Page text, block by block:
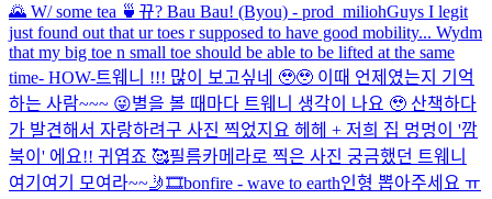
🌄 W/ some tea 🍵 뀨? Bau Bau! (Byou) - prod_miliohGuys I legit
just found out that ur toes r supposed to have good mobility... Wydm
that my big toe n small toe should be able to be lifted at the same
time- HOW-트웨니 !!! 많이 보고싶네 🥹🥹 이때 언제였는지 기억
하는 사람~~~ 😜별을 볼 때마다 트웨니 생각이 나요 🥹 산책하다
가 발견해서 자랑하려구 사진 찍었지요 헤헤 + 저희 집 멍멍이 '깜
북이' 에요!! 귀엽죠 🥰필름카메라로 찍은 사진 궁금했던 트웨니
여기여기 모여라~~🤳🎞️bonfire - wave to earth인형 뽑아주세요 ㅠ